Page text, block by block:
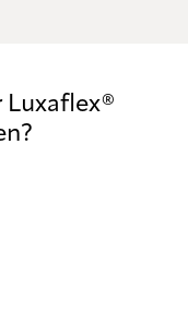
Luxaflex®